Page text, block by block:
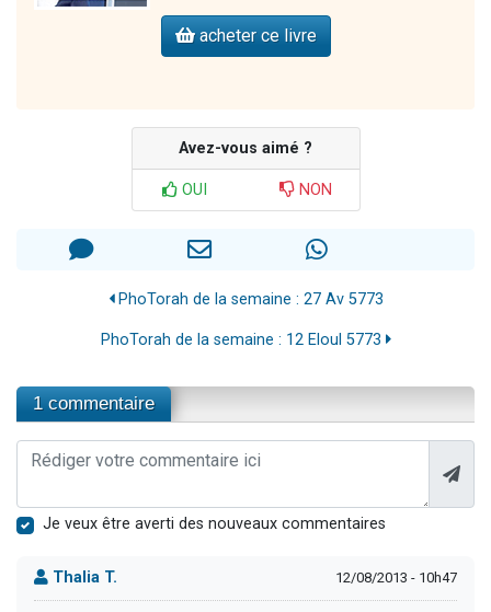
acheter ce livre
Avez-vous aimé ?
OUI NON
PhoTorah de la semaine : 27 Av 5773
PhoTorah de la semaine : 12 Eloul 5773
1 commentaire
Je veux être averti des nouveaux commentaires
Thalia T. 12/08/2013 - 10h47